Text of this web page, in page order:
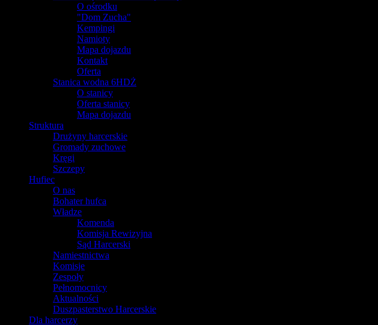
O ośrodku
"Dom Zucha"
Kempingi
Namioty
Mapa dojazdu
Kontakt
Oferta
Stanica wodna 6HDŻ
O stanicy
Oferta stanicy
Mapa dojazdu
Struktura
Drużyny harcerskie
Gromady zuchowe
Kręgi
Szczepy
Hufiec
O nas
Bohater hufca
Władze
Komenda
Komisja Rewizyjna
Sąd Harcerski
Namiestnictwa
Komisje
Zespoły
Pełnomocnicy
Aktualności
Duszpasterstwo Harcerskie
Dla harcerzy